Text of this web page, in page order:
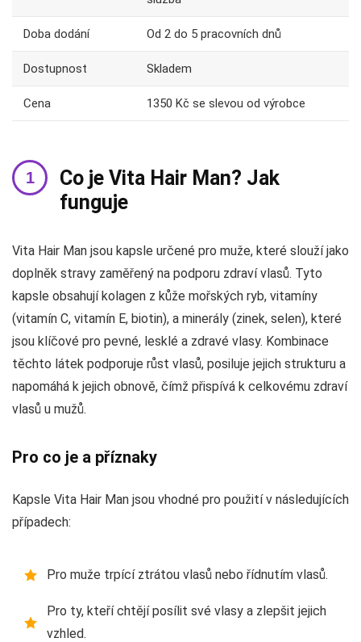
Doba dodání Od 2 do 5 pracovních dnů
Dostupnost Skladem
Cena 1350 Kč se slevou od výrobce
Co je Vita Hair Man? Jak
funguje
Vita Hair Man jsou kapsle určené pro muže, které slouží jako
doplněk stravy zaměřený na podporu zdraví vlasů. Tyto
kapsle obsahují kolagen z kůže mořských ryb, vitamíny
(vitamín C, vitamín E, biotin), a minerály (zinek, selen), které
jsou klíčové pro pevné, lesklé a zdravé vlasy. Kombinace
těchto látek podporuje růst vlasů, posiluje jejich strukturu a
napomáhá k jejich obnově, čímž přispívá k celkovému zdraví
vlasů u mužů.
Pro co je a příznaky
Kapsle Vita Hair Man jsou vhodné pro použití v následujících
případech:
Pro muže trpící ztrátou vlasů nebo řídnutím vlasů.
Pro ty, kteří chtějí posílit své vlasy a zlepšit jejich
vzhled.